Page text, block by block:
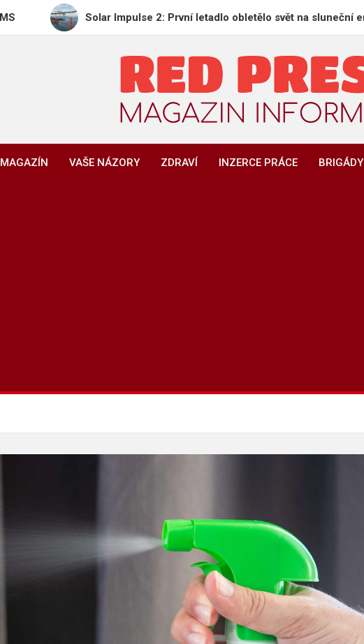
Solar Impulse 2: První letadlo obletělo svět na sluneční energii
REDPRESS.CZ
MAGAZÍN VAŠE NÁZORY ZDRAVÍ INZERCE PRÁCE BRIGÁDY